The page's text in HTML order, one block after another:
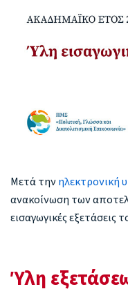
Μετά τηνηλεκτρονική
ανακοίνωση των
εισαγωγικές εξετάσεις
Ύλη